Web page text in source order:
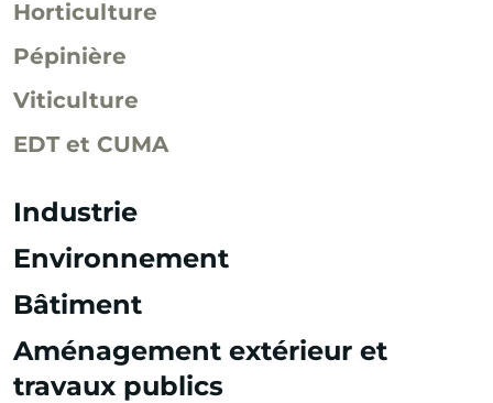
Horticulture
Pépinière
Viticulture
EDT et CUMA
Industrie
Environnement
Bâtiment
Aménagement extérieur et
travaux publics